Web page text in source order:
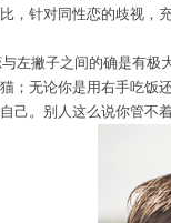
，针对同性恋的歧视，
左撇子之间的确是有极
；无论你是用右手吃饭
己。别人这么说你管不着